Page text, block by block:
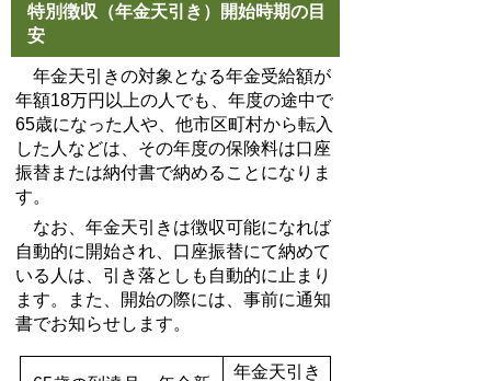
特別徴収（年金天引き）開始時期の目
安
年金天引きの対象となる年金受給額が
年額18万円以上の人でも、年度の途中で
65歳になった人や、他市区町村から転入
した人などは、その年度の保険料は口座
振替または納付書で納めることになりま
す。
なお、年金天引きは徴収可能になれば
自動的に開始され、口座振替にて納めて
いる人は、引き落としも自動的に止まり
ます。また、開始の際には、事前に通知
書でお知らせします。
年金天引き